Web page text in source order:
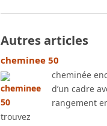
Autres articles
cheminee 50
cheminée
d’un cadre
rangement
trouvez